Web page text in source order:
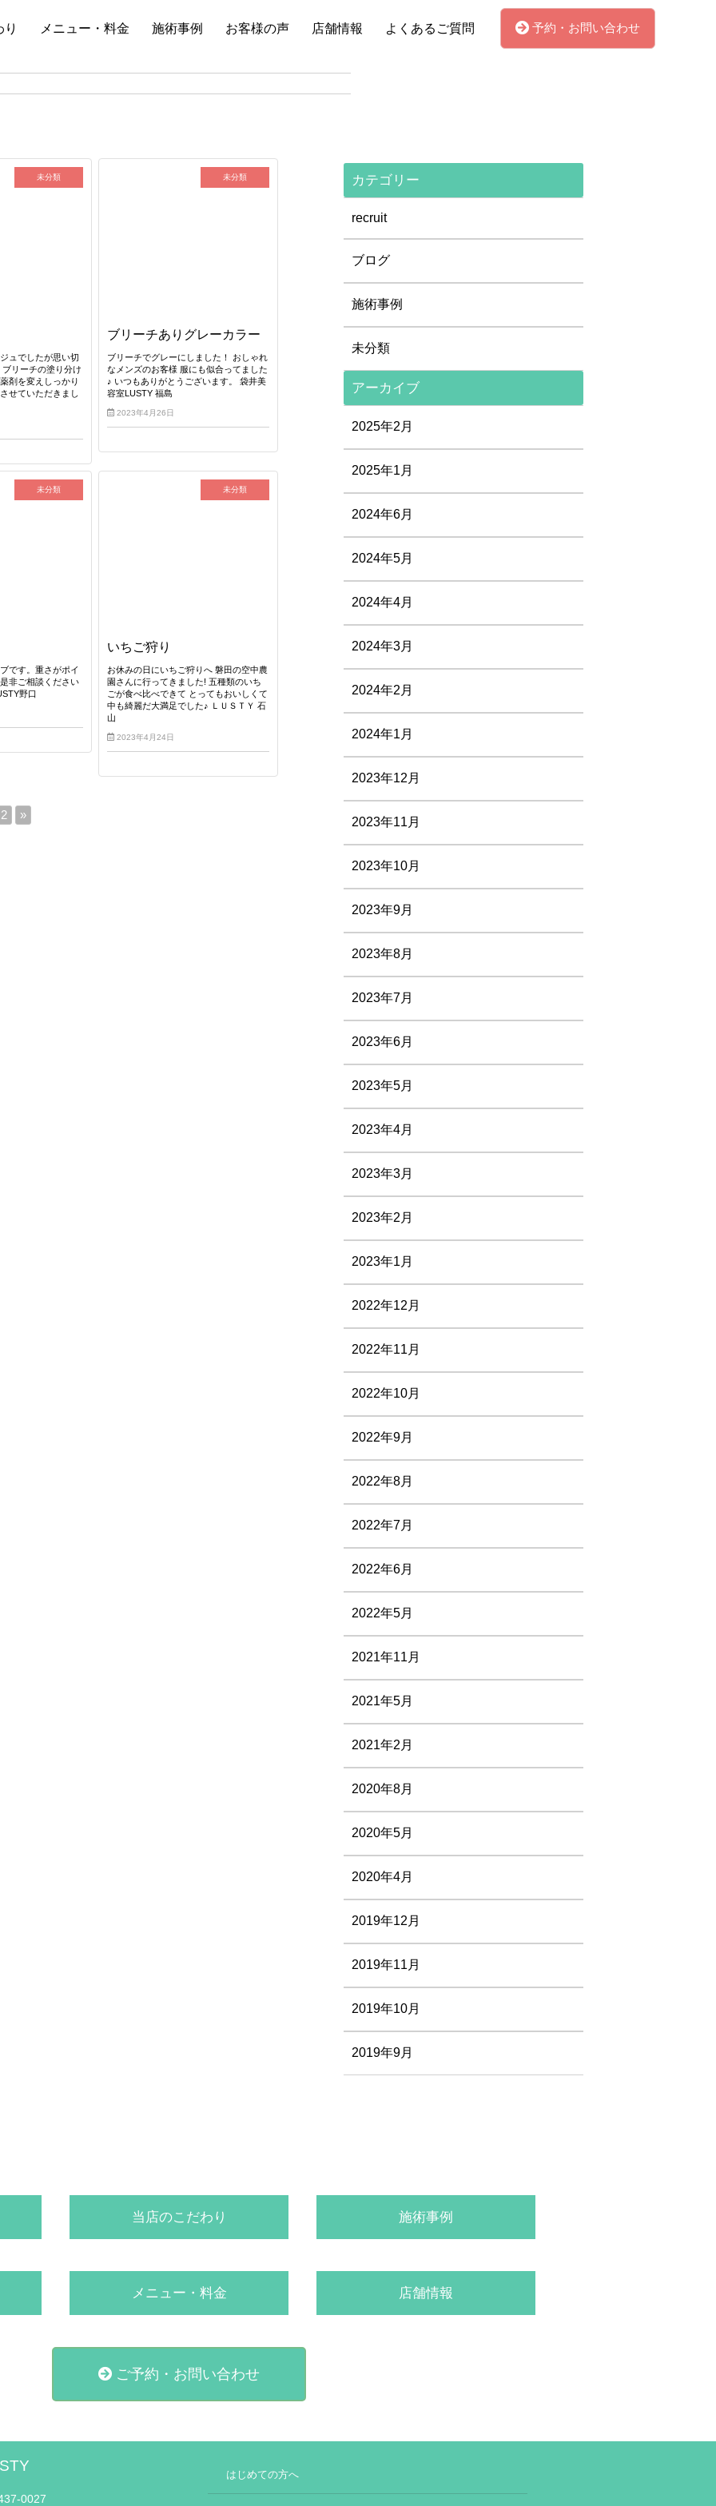
り メニュー・料金 施術事例 お客様の声 店舗情報 よくあるご質問 予約・お問い合わせ
未分類
ュでしたが思い切
リーチの塗り分け
剤を変えしっかり
せていただきまし
未分類
ブリーチありグレーカラー
ブリーチでグレーにしました！ おしゃれ
なメンズのお客様 服にも似合ってました
♪ いつもありがとうございます。 袋井美
容室LUSTY 福島
2023年4月26日
未分類
です。重さがポイ
非ご相談ください
野口
未分類
いちご狩り
お休みの日にいちご狩りへ 磐田の空中農
園さんに行ってきました! 五種類のいち
ごが食べ比べできて とってもおいしくて
中も綺麗だ大満足でした♪ ＬＵＳＴＹ 石
山
2023年4月24日
2 »
カテゴリー
recruit
ブログ
施術事例
未分類
アーカイブ
2025年2月
2025年1月
2024年6月
2024年5月
2024年4月
2024年3月
2024年2月
2024年1月
2023年12月
2023年11月
2023年10月
2023年9月
2023年8月
2023年7月
2023年6月
2023年5月
2023年4月
2023年3月
2023年2月
2023年1月
2022年12月
2022年11月
2022年10月
2022年9月
2022年8月
2022年7月
2022年6月
2022年5月
2021年11月
2021年5月
2021年2月
2020年8月
2020年5月
2020年4月
2019年12月
2019年11月
2019年10月
2019年9月
当店のこだわり 施術事例
メニュー・料金 店舗情報
ご予約・お問い合わせ
0027
はじめての方へ